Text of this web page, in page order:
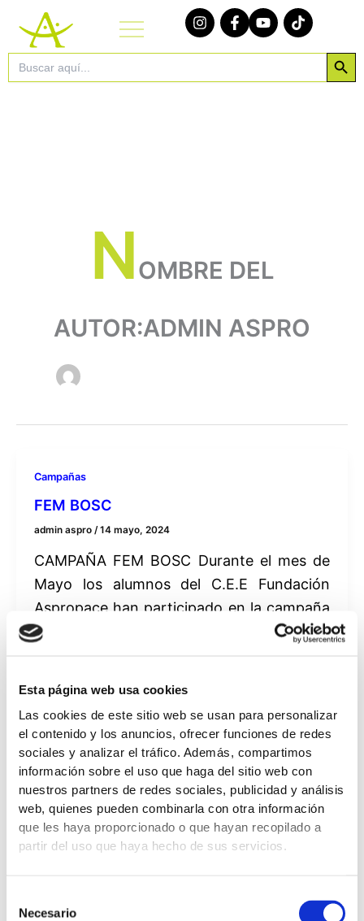
Esta página web usa cookies
Las cookies de este sitio web se usan para personalizar
el contenido y los anuncios, ofrecer funciones de redes
sociales y analizar el tráfico. Además, compartimos
información sobre el uso que haga del sitio web con
nuestros partners de redes sociales, publicidad y análisis
web, quienes pueden combinarla con otra información
que les haya proporcionado o que hayan recopilado a
partir del uso que haya hecho de sus servicios.
Necesario
contenido
Buscar: Botón de
NOMBRE DEL
AUTOR:ADMIN ASPRO
Campañas
FEM BOSC
admin aspro /14 mayo, 2024
CAMPAÑA FEM BOSC Durante el mes de
Mayo los alumnos del C.E.E Fundación
Aspropace han participado en la campaña
de siembra […]
SOBRE NOSOTROS
Av. Alcora 421 12006 CastellónDe La